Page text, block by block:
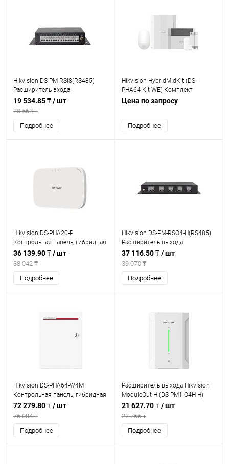
Hikvision DS-PM-RSI8(RS485)
Расширитель входа
19 534.85 ₸/ шт
20 563 ₸
Подробнее
Hikvision HybridMidKit (DS-
PHA64-Kit-WE) Комплект
сигнализации, гибридный
Цена по запросу
Подробнее
Hikvision DS-PHA20-P
Контрольная панель, гибридная
36 139.90 ₸/ шт
38 042 ₸
Подробнее
Hikvision DS-PM-RSO4-H(RS485)
Расширитель выхода
37 116.50 ₸/ шт
39 070 ₸
Подробнее
Hikvision DS-PHA64-W4M
Контрольная панель, гибридная
72 279.80 ₸/ шт
76 084 ₸
Подробнее
Расширитель выхода Hikvision
ModuleOut-H (DS-PM1-O4H-H)
21 627.70 ₸/ шт
22 766 ₸
Подробнее